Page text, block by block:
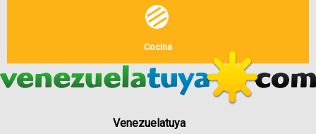
Cocina
Venezuelatuya